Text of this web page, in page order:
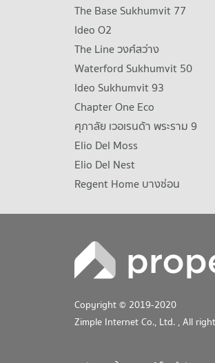
The Base Sukhumvit 77
Ideo O2
The Line วงศ์สว่าง
Waterford Sukhumvit 50
Ideo Sukhumvit 93
Chapter One Eco
ศุภาลัย เวอเรนด้า พระราม 9
Elio Del Moss
Elio Del Nest
Regent Home บางซ่อน
Copyright © 2019-2020
Zimple Internet Co., Ltd. , All